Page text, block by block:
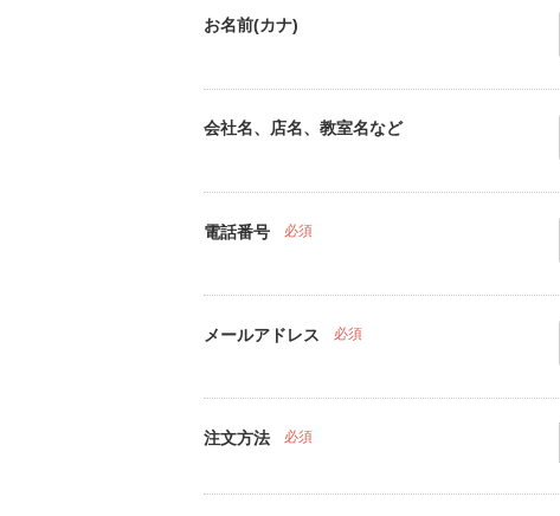
お名前(カナ)
会社名、店名、教室名など
電話番号 必須
メールアドレス 必須
注文方法 必須